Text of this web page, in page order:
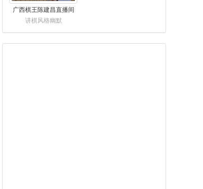
广西棋王陈建昌直播间
讲棋风格幽默